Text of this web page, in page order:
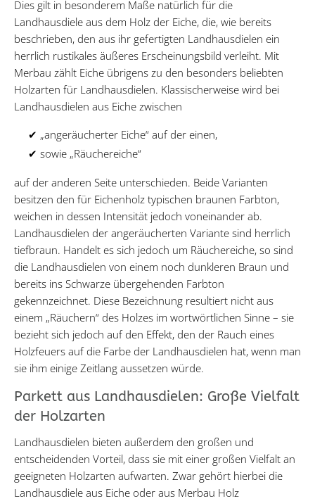
Dies gilt in besonderem Maße natürlich für die
Landhausdiele aus dem Holz der Eiche, die, wie bereits
beschrieben, den aus ihr gefertigten Landhausdielen ein
herrlich rustikales äußeres Erscheinungsbild verleiht. Mit
Merbau zählt Eiche übrigens zu den besonders beliebten
Holzarten für Landhausdielen. Klassischerweise wird bei
Landhausdielen aus Eiche zwischen
✔ „angeräucherter Eiche“ auf der einen,
✔ sowie „Räuchereiche“
auf der anderen Seite unterschieden. Beide Varianten
besitzen den für Eichenholz typischen braunen Farbton,
weichen in dessen Intensität jedoch voneinander ab.
Landhausdielen der angeräucherten Variante sind herrlich
tiefbraun. Handelt es sich jedoch um Räuchereiche, so sind
die Landhausdielen von einem noch dunkleren Braun und
bereits ins Schwarze übergehenden Farbton
gekennzeichnet. Diese Bezeichnung resultiert nicht aus
einem „Räuchern“ des Holzes im wortwörtlichen Sinne – sie
bezieht sich jedoch auf den Effekt, den der Rauch eines
Holzfeuers auf die Farbe der Landhausdielen hat, wenn man
sie ihm einige Zeitlang aussetzen würde.
Parkett aus Landhausdielen: Große Vielfalt
der Holzarten
Landhausdielen bieten außerdem den großen und
entscheidenden Vorteil, dass sie mit einer großen Vielfalt an
geeigneten Holzarten aufwarten. Zwar gehört hierbei die
Landhausdiele aus Eiche oder aus Merbau Holz